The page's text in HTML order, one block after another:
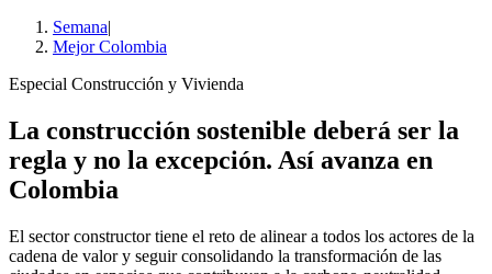
Semana|
Mejor Colombia
Especial Construcción y Vivienda
La construcción sostenible deberá ser la
regla y no la excepción. Así avanza en
Colombia
El sector constructor tiene el reto de alinear a todos los actores de la
cadena de valor y seguir consolidando la transformación de las